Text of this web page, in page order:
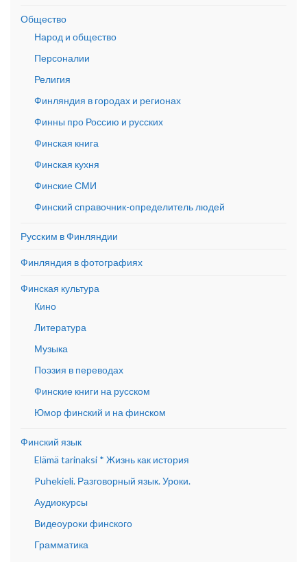
Общество
Народ и общество
Персоналии
Религия
Финляндия в городах и регионах
Финны про Россию и русских
Финская книга
Финская кухня
Финские СМИ
Финский справочник-определитель людей
Русским в Финляндии
Финляндия в фотографиях
Финская культура
Кино
Литература
Музыка
Поэзия в переводах
Финские книги на русском
Юмор финский и на финском
Финский язык
Elämä tarinaksi * Жизнь как история
Puhekieli. Разговорный язык. Уроки.
Аудиокурсы
Видеоуроки финского
Грамматика